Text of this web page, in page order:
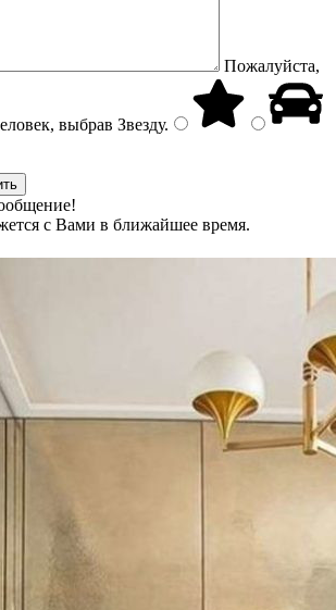
Пожалуйста,
выбрав Звезду.
с Вами в ближайшее время.